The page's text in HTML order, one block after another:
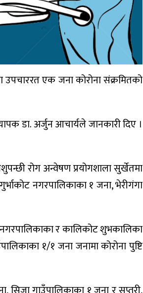
उपचाररत एक जना कोरोना संक्रमितको
डा. अर्जुन आचार्यले जानकारी दिए ।
रोग अन्वेषण प्रयोगशाला सुर्खेतमा
नगरपालिकाका १ जना, भेरीगंगा
र कालिकोट शुभकालिका
१/१ जना जनामा कोरोना पुष्टि